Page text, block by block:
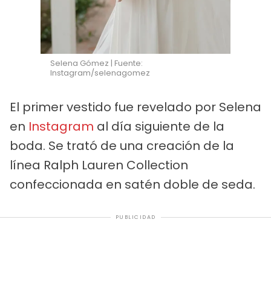
Selena Gómez | Fuente:
Instagram/selenagomez
El primer vestido fue revelado por Selena
en Instagram al día siguiente de la
boda. Se trató de una creación de la
línea Ralph Lauren Collection
confeccionada en satén doble de seda.
PUBLICIDAD